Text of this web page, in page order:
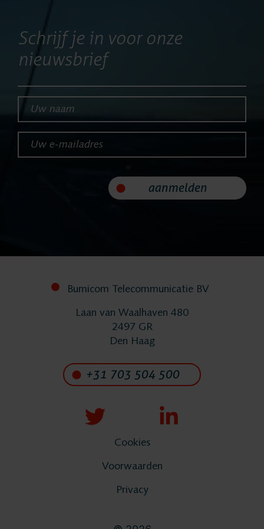
Nieuws
Service
Helpdesk
24/7 Support
Vervangende
Systeemonderhoud
Implementatie
Services
Contact
Schrijf je in voor onze
nieuwsbrief
Uw naam*
Uw e-mailadres*
aanmelden
Bumicom Telecommunicatie BV
Laan van Waalhaven 480
2497 GR
Den Haag
+31 703 504 500
Cookies
Voorwaarden
Privacy